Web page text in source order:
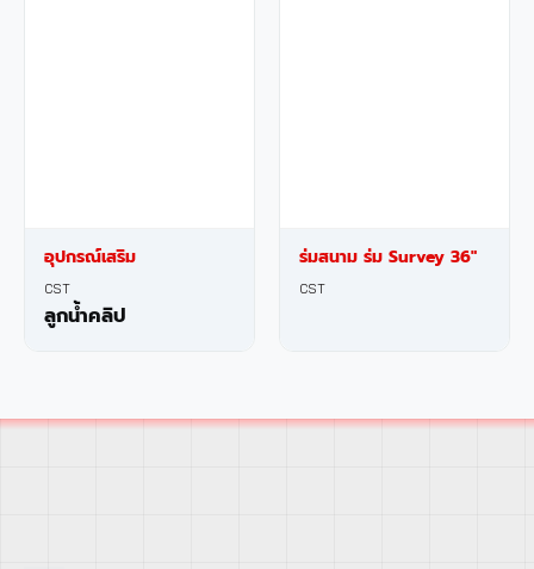
อุปกรณ์เสริม
CST
ลูกน้ำคลิป
ร่มสนาม ร่ม Survey 36″
CST